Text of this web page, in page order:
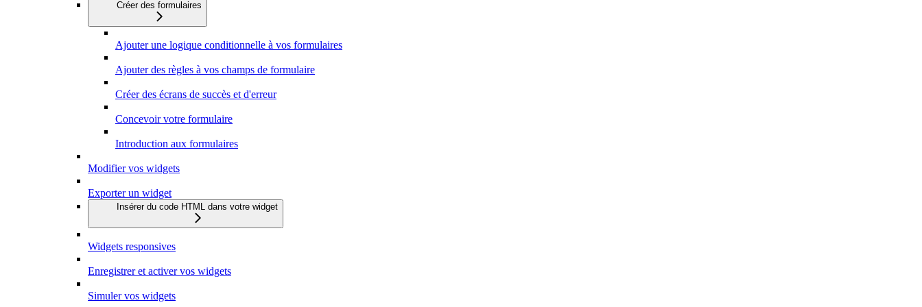
Créer des formulaires
Ajouter une logique conditionnelle à vos formulaires
Ajouter des règles à vos champs de formulaire
Créer des écrans de succès et d'erreur
Concevoir votre formulaire
Introduction aux formulaires
Modifier vos widgets
Exporter un widget
Insérer du code HTML dans votre widget
Widgets responsives
Enregistrer et activer vos widgets
Simuler vos widgets